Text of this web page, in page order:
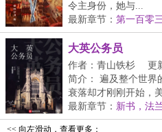
令主身份，她与...
最新章节： 第一百零
大英公务员
作者：青山铁杉
更
简介： 遍及整个世界
衰落却才刚刚开始，
最新章节： 新书，法
<< 向左滑动，查看更多：